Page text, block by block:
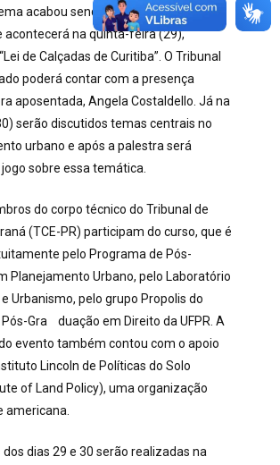
acabou sendo sugerido para o Júri
acontecerá na quinta-feira (29),
de Calçadas de Curitiba”. O Tribunal
poderá contar com a presença
aposentada, Angela Costaldello. Já na
serão discutidos temas centrais no
urbano e após a palestra será
sobre essa temática.
do corpo técnico do Tribunal de
(TCE-PR) participam do curso, que é
pelo Programa de Pós-
Planejamento Urbano, pelo Laboratório
Urbanismo, pelo grupo Propolis do
Gra duação em Direito da UFPR. A
evento também contou com o apoio
Lincoln de Políticas do Solo
of Land Policy), uma organização
americana.
dias 29 e 30 serão realizadas na